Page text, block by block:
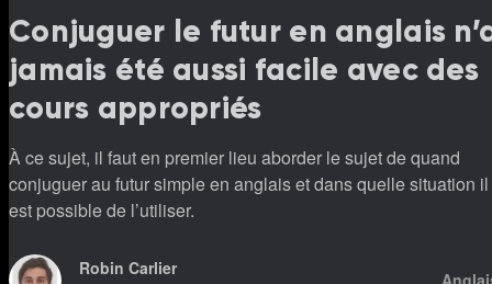
Conjuguer le futur en anglais
jamais été aussi facile avec des
cours appropriés
À ce sujet, il faut en premier lieu aborder le sujet de quand
conjuguer au futur simple en anglais et dans quelle situation il
est possible de l’utiliser.
Robin Carlier